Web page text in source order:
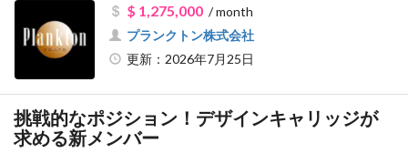
$ 1,275,000/ month
プランクトン株式会社
更新：2026年7月25日
挑戦的なポジション！デザインキャリッジが
求める新メンバー